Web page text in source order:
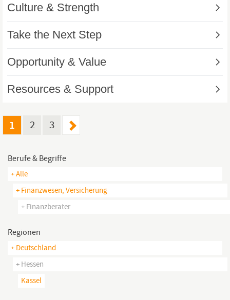
1 2 3
Berufe & Begriffe
+ Alle
+ Finanzwesen, Versicherung
+ Finanzberater
Regionen
+ Deutschland
+ Hessen
Kassel